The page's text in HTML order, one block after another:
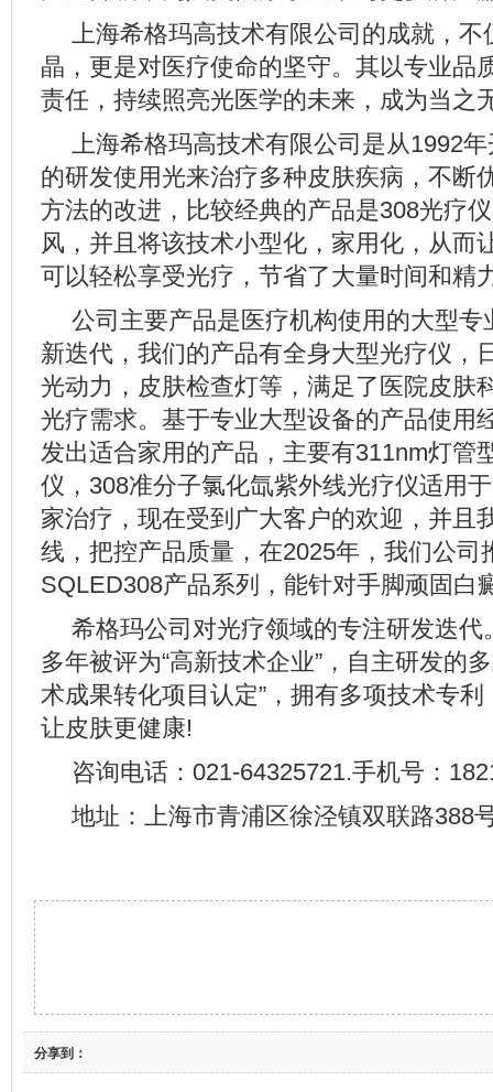
上海希格玛高技术有限公司的成就，不
晶，更是对医疗使命的坚守。其以专业品
责任，持续照亮光医学的未来，成为当之
上海希格玛高技术有限公司是从1992
的研发使用光来治疗多种皮肤疾病，不断
方法的改进，比较经典的产品是308光疗
风，并且将该技术小型化，家用化，从而
可以轻松享受光疗，节省了大量时间和精
公司主要产品是医疗机构使用的大型专
新迭代，我们的产品有全身大型光疗仪，
光动力，皮肤检查灯等，满足了医院皮肤
光疗需求。基于专业大型设备的产品使用
发出适合家用的产品，主要有311nm灯管
仪，308准分子氯化氙紫外线光疗仪适用
家治疗，现在受到广大客户的欢迎，并且
线，把控产品质量，在2025年，我们公司
SQLED308产品系列，能针对手脚顽固白
希格玛公司对光疗领域的专注研发迭代
多年被评为“高新技术企业”，自主研发的
术成果转化项目认定”，拥有多项技术专
让皮肤更健康!
咨询电话：021-64325721.手机号：
地址：上海市青浦区徐泾镇双联路388
分享到：